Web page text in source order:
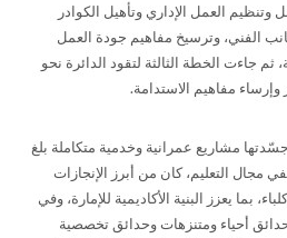
العمل الإداري وتأهيل الكوادر
الفني، وترسيخ مفاهيم جودة العمل
جاءت الخطة الثالثة لتقود الدائرة نحو
وإرساء مفاهيم الاستدامة.
مشاريع عمرانية وخدمية متكاملة بلغ
القطاعات، ففي مجال التعليم، كان من أبرز الإنجازات
يعزز البنية الأكاديمية للإمارة، وفي
شملت حدائق أحياء ومتنزهات وحدائق تخصصية